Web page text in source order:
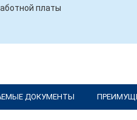
платы
ДОКУМЕНТЫ